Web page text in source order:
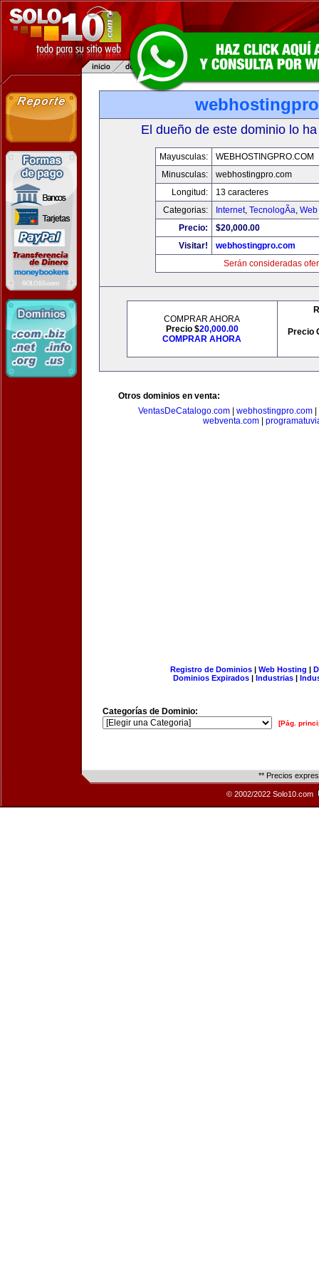
El dueño de este dominio lo
Mayusculas:
WEBHOSTINGPRO.COM
Minusculas:
webhostingpro.com
Longitud:
13 caracteres
Categorias:
Internet, TecnologÃ­a,
Precio:
$20,000.00
Visitar!
webhostingpro.com
Serán consideradas
COMPRAR AHORA
Precio $20,000.00
COMPRAR AHORA
Precio
Otros dominios en venta:
VentasDeCatalogo.com| webhostingpro.com|
webventa.com|
Registro de Dominios| Web Hosting |
Dominios Expirados | Industrias |
Categorías de Dominio:
[Pág.
** Precios
© 2002/2022 Solo10.com